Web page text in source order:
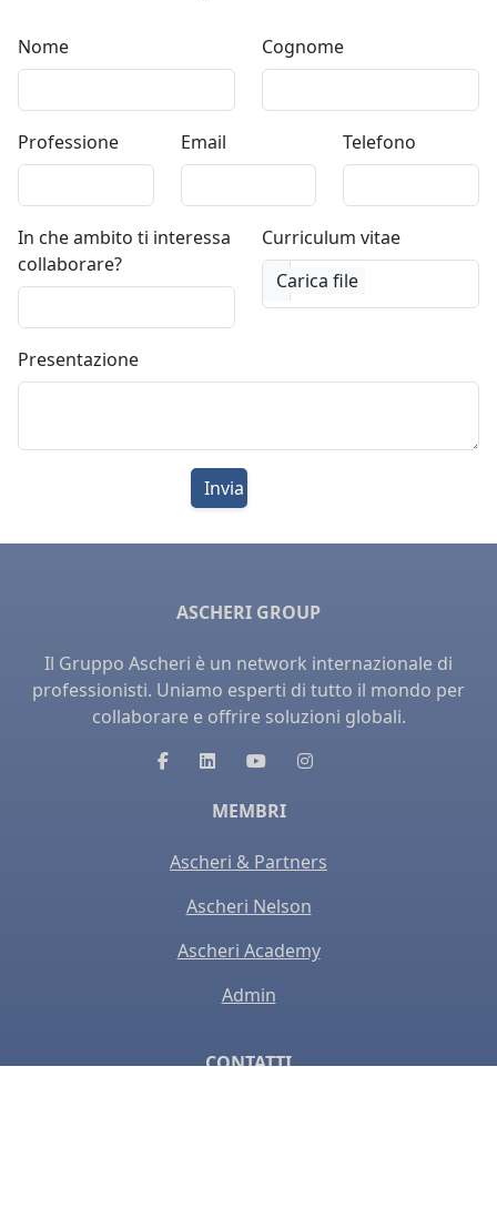
Nome Cognome
Professione Email Telefono
In che ambito ti interessa
collaborare?
Curriculum vitae
Presentazione
ASCHERI GROUP
Il Gruppo Ascheri è un network internazionale di
professionisti. Uniamo esperti di tutto il mondo per
collaborare e offrire soluzioni globali.
MEMBRI
Ascheri & Partners
Ascheri Nelson
Ascheri Academy
Admin
CONTATTI